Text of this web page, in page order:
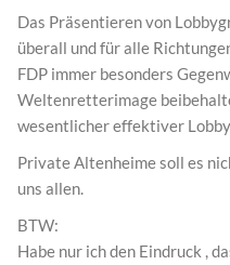
Das Präsentieren von
überall und für alle
FDP immer besonders
Weltenretterimage
wesentlicher effektiver
Private Altenheime soll es
uns allen.
BTW:
Habe nur ich den Eindruck ,